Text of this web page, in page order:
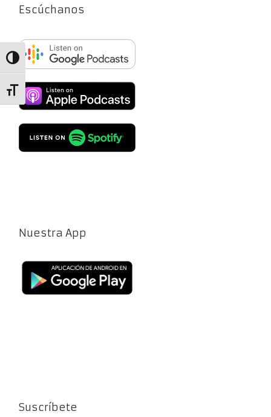
Alternar alto contraste
Alternar tamaño de letra
Escúchanos
Nuestra App
Suscríbete